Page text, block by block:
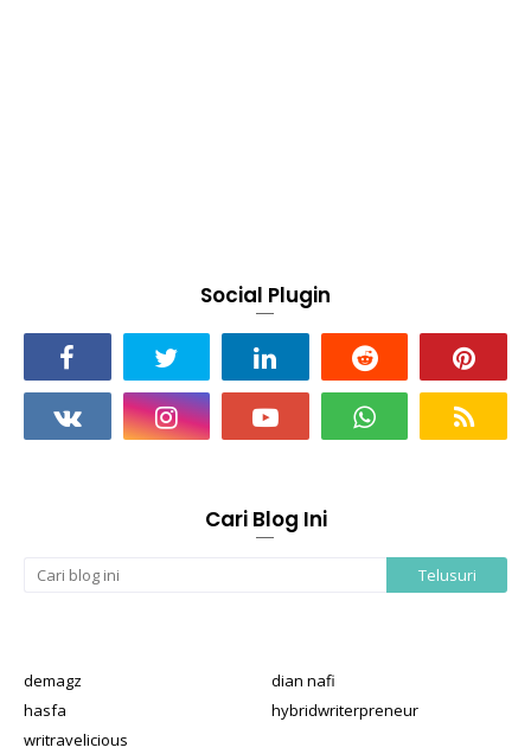
Social Plugin
Cari Blog Ini
demagz
dian nafi
hasfa
hybridwriterpreneur
writravelicious